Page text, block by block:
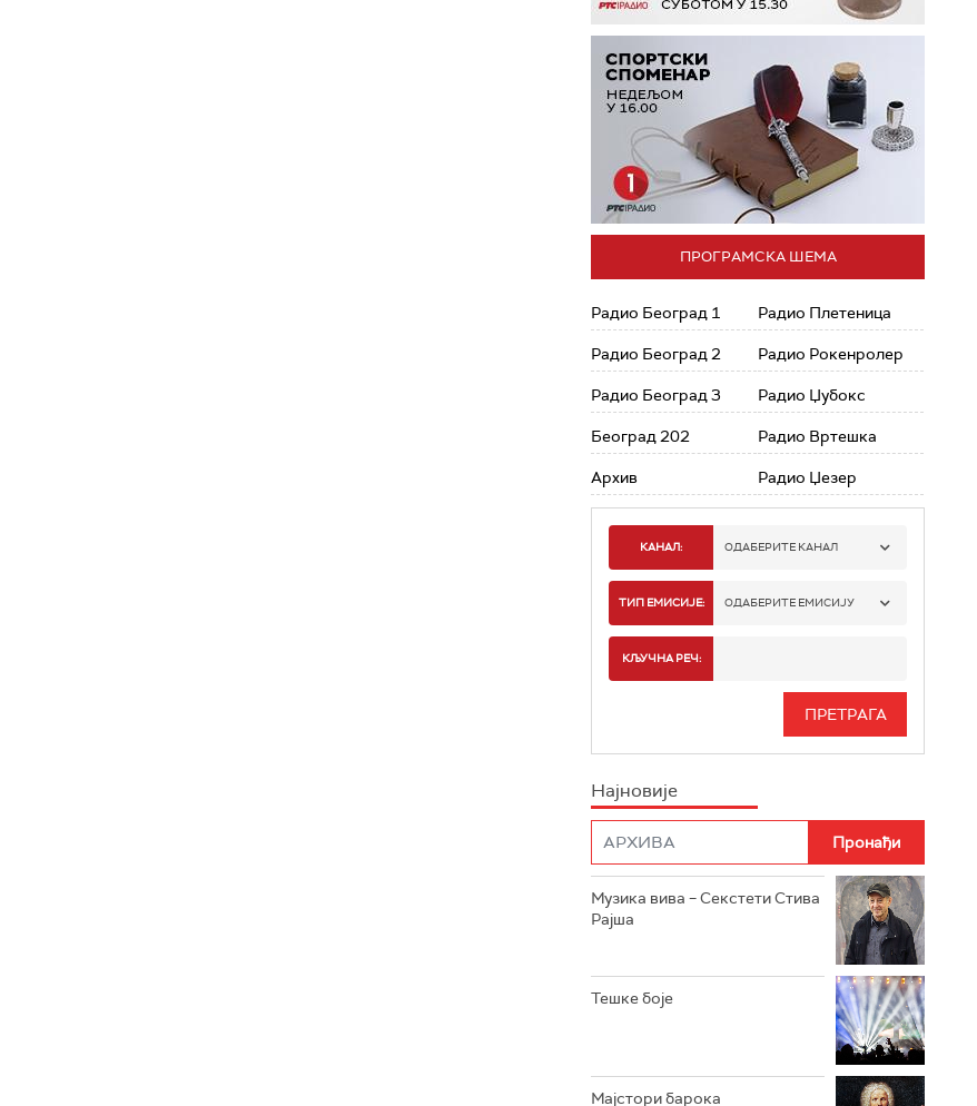
ПРОГРАМСКА ШЕМА
Радио Београд 1
Радио Београд 2
Радио Београд 3
Београд 202
Архив
Радио Плетеница
Радио Рокенролер
Радио Џубокс
Радио Вртешка
Радио Џезер
КАНАЛ: ОДАБЕРИТЕ КАНАЛ
РАДИО БЕОГРАД 1
РАДИО БЕОГРАД 3
РАДИО РОКЕНРОЛЕР
РАДИО ЏУБОКС
РАДИО ВРТЕШКА
РАДИО ЏЕЗЕР
ТИП ЕМИСИЈЕ: ОДАБЕРИТЕ ЕМИСИЈУ
ИНФО
КЉУЧНА РЕЧ:
Најновије
Музика вива – Секстети Стива
Рајша
Тешке боје
Мајстори барока